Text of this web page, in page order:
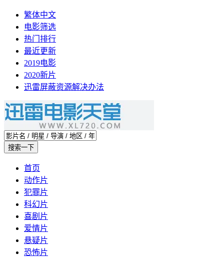
繁体中文
电影筛选
热门排行
最近更新
2019电影
2020新片
迅雷屏蔽资源解决办法
首页
动作片
犯罪片
科幻片
喜剧片
爱情片
悬疑片
恐怖片